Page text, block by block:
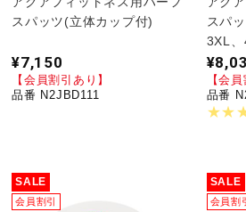
スパッツ(立体カップ付)
¥7,150
【会員割引あり】
品番 N2JBD111
スパ
3XL
【会
品番
SALE
会員割引
SALE
会員割